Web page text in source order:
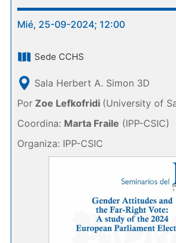
Mié, 25-09-2024; 12:00
Sede CCHS
Sala Herbert A. Simon 3D
PorZoe Lefkofridi (University of
Coordina: Marta Fraile (IPP-CSIC)
Organiza: IPP-CSIC